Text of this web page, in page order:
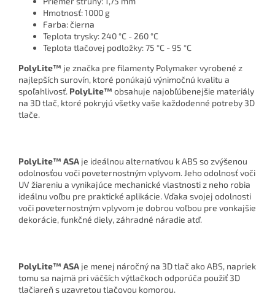
Hmotnosť: 1000 g
Farba: čierna
Teplota trysky: 240 °C - 260 °C
Teplota tlačovej podložky: 75 °C - 95 °C
PolyLite™ je značka pre filamenty Polymaker vyrobené z
najlepších surovín, ktoré ponúkajú výnimočnú kvalitu a
spoľahlivosť. PolyLite™ obsahuje najobľúbenejšie materiály
na 3D tlač, ktoré pokryjú všetky vaše každodenné potreby 3D
tlače.
PolyLite™ ASA je ideálnou alternatívou k ABS so zvýšenou
odolnosťou voči poveternostným vplyvom. Jeho odolnosť voči
UV žiareniu a vynikajúce mechanické vlastnosti z neho robia
ideálnu voľbu pre praktické aplikácie. Vďaka svojej odolnosti
voči poveternostným vplyvom je dobrou voľbou pre vonkajšie
dekorácie, funkčné diely, záhradné náradie atď.
PolyLite™ ASA je menej náročný na 3D tlač ako ABS, napriek
tomu sa najmä pri väčších výtlačkoch odporúča použiť 3D
tlačiareň s uzavretou tlačovou komorou.